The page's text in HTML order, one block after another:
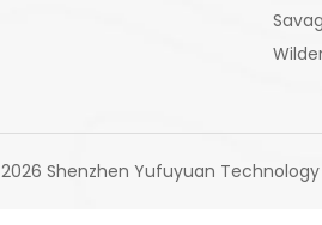
2026 Shenzhen Yufuyuan Technology